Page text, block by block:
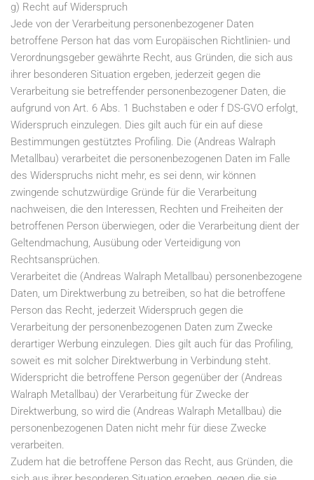
g) Recht auf Widerspruch
Jede von der Verarbeitung personenbezogener Daten
betroffene Person hat das vom Europäischen Richtlinien- und
Verordnungsgeber gewährte Recht, aus Gründen, die sich aus
ihrer besonderen Situation ergeben, jederzeit gegen die
Verarbeitung sie betreffender personenbezogener Daten, die
aufgrund von Art. 6 Abs. 1 Buchstaben e oder f DS-GVO erfolgt,
Widerspruch einzulegen. Dies gilt auch für ein auf diese
Bestimmungen gestütztes Profiling. Die (Andreas Walraph
Metallbau) verarbeitet die personenbezogenen Daten im Falle
des Widerspruchs nicht mehr, es sei denn, wir können
zwingende schutzwürdige Gründe für die Verarbeitung
nachweisen, die den Interessen, Rechten und Freiheiten der
betroffenen Person überwiegen, oder die Verarbeitung dient der
Geltendmachung, Ausübung oder Verteidigung von
Rechtsansprüchen.
Verarbeitet die (Andreas Walraph Metallbau) personenbezogene
Daten, um Direktwerbung zu betreiben, so hat die betroffene
Person das Recht, jederzeit Widerspruch gegen die
Verarbeitung der personenbezogenen Daten zum Zwecke
derartiger Werbung einzulegen. Dies gilt auch für das Profiling,
soweit es mit solcher Direktwerbung in Verbindung steht.
Widerspricht die betroffene Person gegenüber der (Andreas
Walraph Metallbau) der Verarbeitung für Zwecke der
Direktwerbung, so wird die (Andreas Walraph Metallbau) die
personenbezogenen Daten nicht mehr für diese Zwecke
verarbeiten.
Zudem hat die betroffene Person das Recht, aus Gründen, die